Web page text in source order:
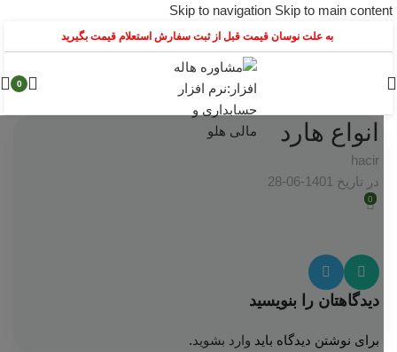
Skip to navigation Skip to main content
به علت نوسان قیمت قبل از ثبت سفارش استعلام قیمت بگیرید
0
انواع هارد
hacir
در تاریخ 1401-06-28
0
دیدگاهتان را بنویسید
برای نوشتن دیدگاه باید وارد بشوید .